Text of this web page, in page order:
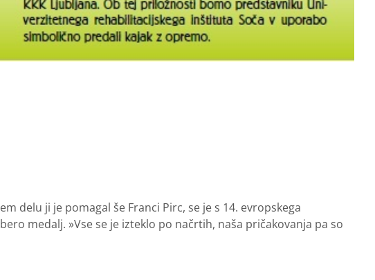
delu ji je pomagal še Franci Pirc, se je s 14. evropskega
medalj. »Vse se je izteklo po načrtih, naša pričakovanja pa so